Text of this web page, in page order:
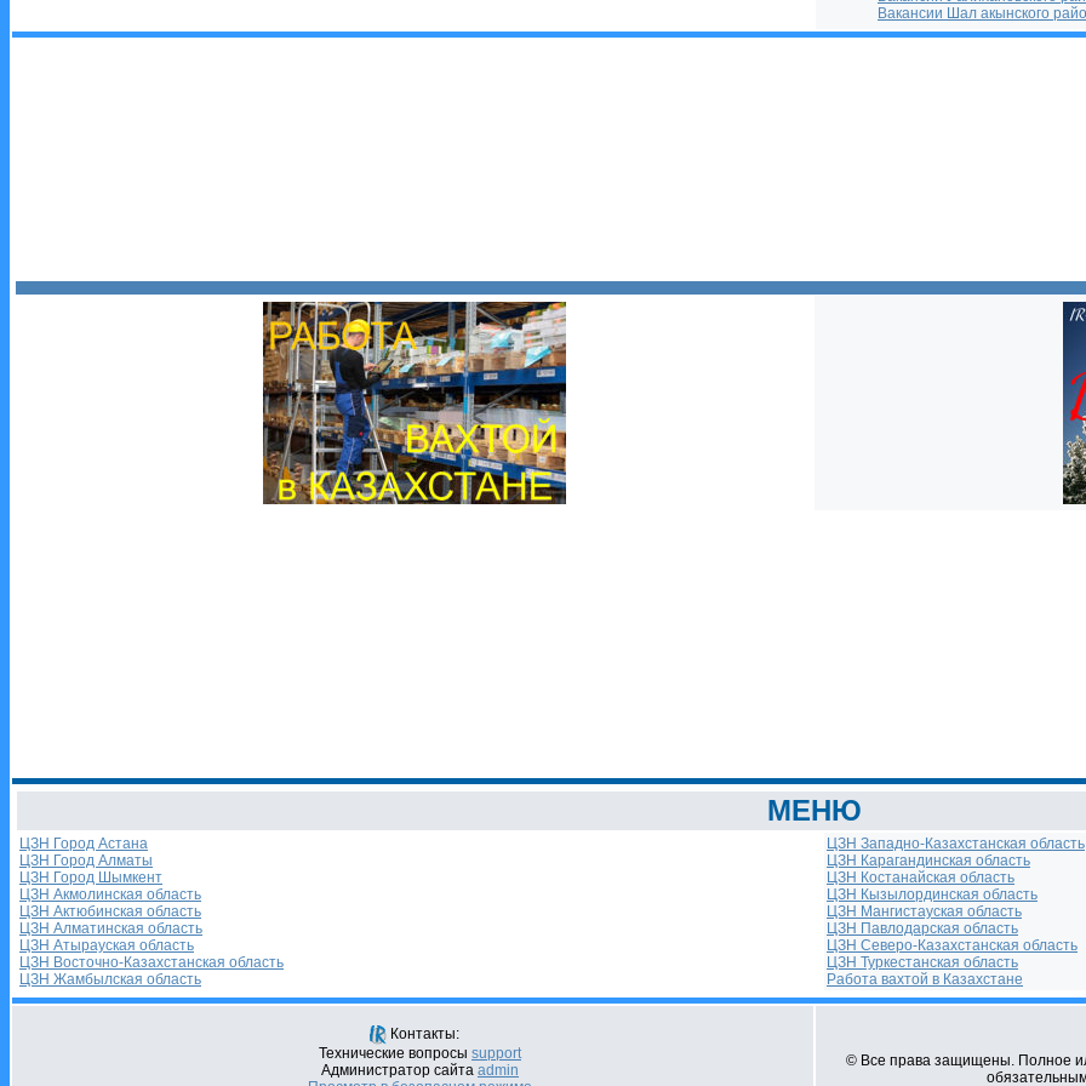
Вакансии Шал акынского
МЕНЮ
ЦЗН Город Астана
ЦЗН Город Алматы
ЦЗН Город Шымкент
ЦЗН Акмолинская область
ЦЗН Актюбинская область
ЦЗН Алматинская область
ЦЗН Атырауская область
ЦЗН Восточно-Казахстанская область
ЦЗН Жамбылская область
ЦЗН Западно-Казахстанская область
ЦЗН Карагандинская область
ЦЗН Костанайская область
ЦЗН Кызылординская область
ЦЗН Мангистауская область
ЦЗН Павлодарская область
ЦЗН Северо-Казахстанская область
ЦЗН Туркестанская область
Работа вахтой в Казахстане
Контакты:
Технические вопросы support
Администратор сайта admin
© Все права защищены. Полное